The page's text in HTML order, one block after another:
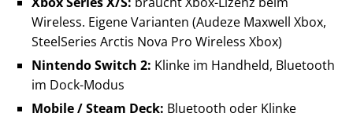
Wireless. Eigene Varianten (Audeze Maxwell Xbox,
SteelSeries Arctis Nova Pro Wireless Xbox)
Nintendo Switch 2: Klinke im Handheld, Bluetooth
im Dock-Modus
Mobile / Steam Deck: Bluetooth oder Klinke